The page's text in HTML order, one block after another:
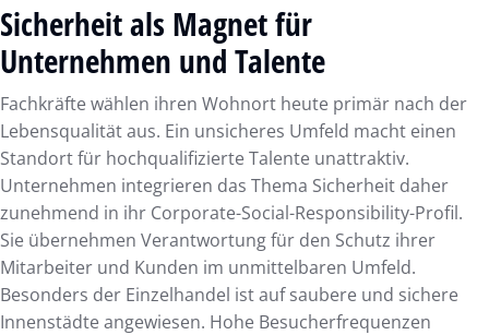
Sicherheit als Magnet für
Unternehmen und Talente
Fachkräfte wählen ihren Wohnort heute primär nach der
Lebensqualität aus. Ein unsicheres Umfeld macht einen
Standort für hochqualifizierte Talente unattraktiv.
Unternehmen integrieren das Thema Sicherheit daher
zunehmend in ihr Corporate-Social-Responsibility-Profil.
Sie übernehmen Verantwortung für den Schutz ihrer
Mitarbeiter und Kunden im unmittelbaren Umfeld.
Besonders der Einzelhandel ist auf saubere und sichere
Innenstädte angewiesen. Hohe Besucherfrequenzen